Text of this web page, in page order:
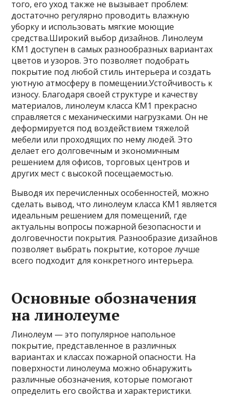
того, его уход также не вызывает проблем:
достаточно регулярно проводить влажную
уборку и использовать мягкие моющие
средства.Широкий выбор дизайнов. Линолеум
КМ1 доступен в самых разнообразных вариантах
цветов и узоров. Это позволяет подобрать
покрытие под любой стиль интерьера и создать
уютную атмосферу в помещении.Устойчивость к
износу. Благодаря своей структуре и качеству
материалов, линолеум класса КМ1 прекрасно
справляется с механическими нагрузками. Он не
деформируется под воздействием тяжелой
мебели или проходящих по нему людей. Это
делает его долговечным и экономичным
решением для офисов, торговых центров и
других мест с высокой посещаемостью.
Выводя их перечисленных особенностей, можно
сделать вывод, что линолеум класса КМ1 является
идеальным решением для помещений, где
актуальны вопросы пожарной безопасности и
долговечности покрытия. Разнообразие дизайнов
позволяет выбрать покрытие, которое лучше
всего подходит для конкретного интерьера.
Основные обозначения
на линолеуме
Линолеум — это популярное напольное
покрытие, представленное в различных
вариантах и классах пожарной опасности. На
поверхности линолеума можно обнаружить
различные обозначения, которые помогают
определить его свойства и характеристики.